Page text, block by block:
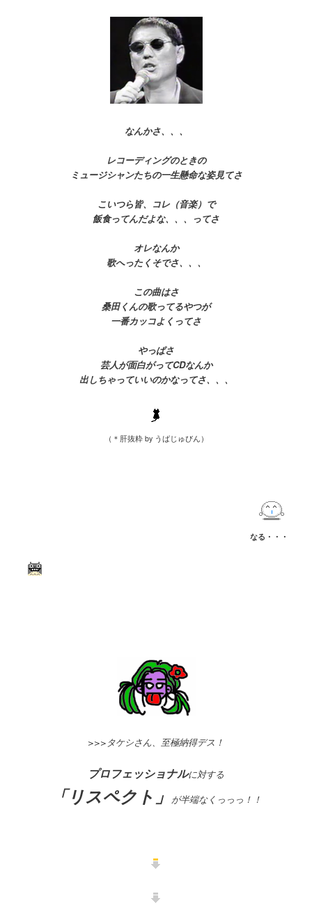
なんかさ、、、
レコーディングのときの
ミュージシャンたちの一生懸命な姿見てさ
こいつら皆、コレ（音楽）で
飯食ってんだよな、、、
ってさ
オレなんか
歌へったくそでさ、、、
この曲はさ
桑田くんの歌ってるやつが
一番カッコよくってさ
やっぱさ
芸人が面白がってCDなんか
出しちゃっていいのかなってさ、、、
（＊肝抜粋 by うばじゅびん）
なる・・・
>>>タケシさん、至極納得デス！
プロフェッショナルに対する
「リスペクト」 が半端なくっっっ！！